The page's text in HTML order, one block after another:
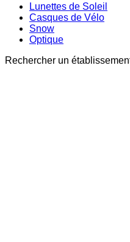
Lunettes de Soleil
Casques de Vélo
Snow
Optique
Rechercher un